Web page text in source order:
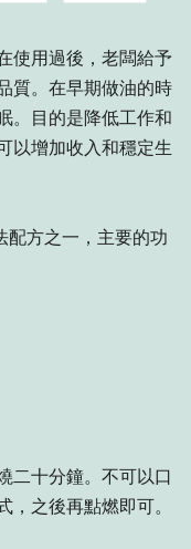
使用過後，老闆給予
質。在早期做油的時
。目的是降低工作和
以增加收入和穩定生
配方之一，主要的功
二十分鐘。不可以口
，之後再點燃即可。